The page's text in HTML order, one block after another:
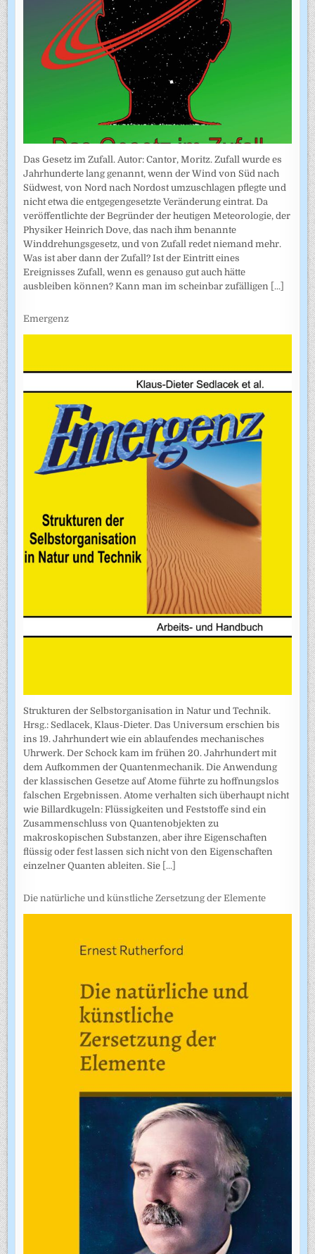
Das Gesetz im Zufall. Autor: Cantor, Moritz. Zufall wurde es
Jahrhunderte lang genannt, wenn der Wind von Süd nach
Südwest, von Nord nach Nordost umzuschlagen pflegte und
nicht etwa die entgegengesetzte Veränderung eintrat. Da
veröffentlichte der Begründer der heutigen Meteorologie, der
Physiker Heinrich Dove, das nach ihm benannte
Winddrehungsgesetz, und von Zufall redet niemand mehr.
Was ist aber dann der Zufall? Ist der Eintritt eines
Ereignisses Zufall, wenn es genauso gut auch hätte
ausbleiben können? Kann man im scheinbar zufälligen [...]
Emergenz
Strukturen der Selbstorganisation in Natur und Technik.
Hrsg.: Sedlacek, Klaus-Dieter. Das Universum erschien bis
ins 19. Jahrhundert wie ein ablaufendes mechanisches
Uhrwerk. Der Schock kam im frühen 20. Jahrhundert mit
dem Aufkommen der Quantenmechanik. Die Anwendung
der klassischen Gesetze auf Atome führte zu hoffnungslos
falschen Ergebnissen. Atome verhalten sich überhaupt nicht
wie Billardkugeln: Flüssigkeiten und Feststoffe sind ein
Zusammenschluss von Quantenobjekten zu
makroskopischen Substanzen, aber ihre Eigenschaften
flüssig oder fest lassen sich nicht von den Eigenschaften
einzelner Quanten ableiten. Sie [...]
Die natürliche und künstliche Zersetzung der Elemente